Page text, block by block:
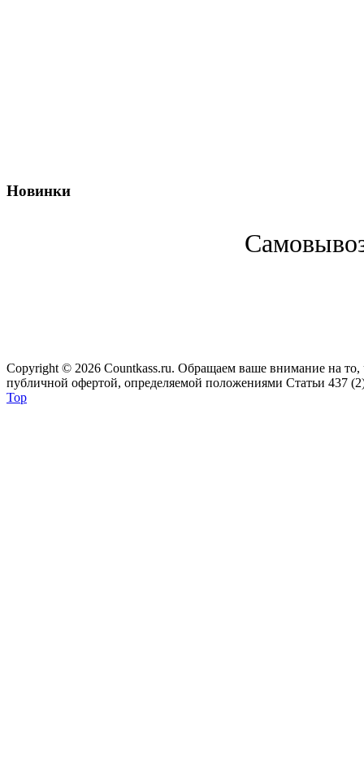
Новинки
Copyright © 2026 Сountkass.ru. Обращаем ваше внимание на
публичной офертой, определяемой положениями Статьи 437
Top